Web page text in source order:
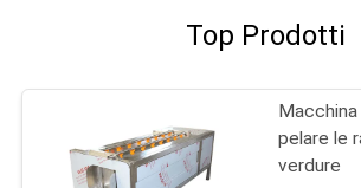
Top Prodotti
pelare le
verdure